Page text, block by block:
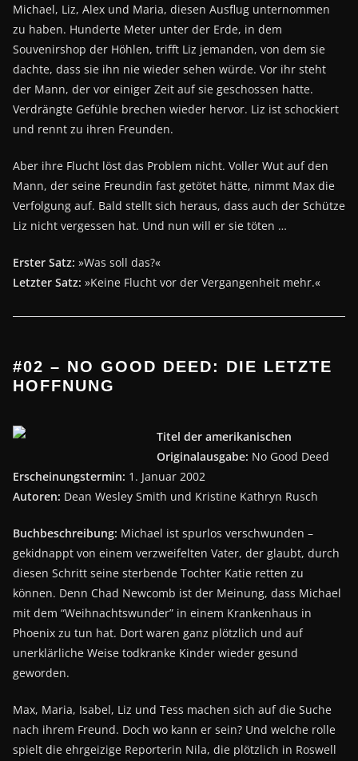
Michael, Liz, Alex und Maria, diesen Ausflug unternommen
zu haben. Hunderte Meter unter der Erde, in dem
Souvenirshop der Höhlen, trifft Liz jemanden, von dem sie
dachte, dass sie ihn nie wieder sehen würde. Vor ihr steht
der Mann, der vor einiger Zeit auf sie geschossen hatte.
Verdrängte Gefühle brechen wieder hervor. Liz ist schockiert
und rennt zu ihren Freunden.
Aber ihre Flucht löst das Problem nicht. Voller Wut auf den
Mann, der seine Freundin fast getötet hätte, nimmt Max die
Verfolgung auf. Bald stellt sich heraus, dass auch der Schütze
Liz nicht vergessen hat. Und nun will er sie töten …
Erster Satz: »Was soll das?«
Letzter Satz: »Keine Flucht vor der Vergangenheit mehr.«
#02 – NO GOOD DEED: DIE LETZTE
HOFFNUNG
Titel der amerikanischen
Originalausgabe: No Good Deed
Erscheinungstermin: 1. Januar 2002
Autoren: Dean Wesley Smith und Kristine Kathryn Rusch
Buchbeschreibung: Michael ist spurlos verschwunden –
gekidnappt von einem verzweifelten Vater, der glaubt, durch
diesen Schritt seine sterbende Tochter Katie retten zu
können. Denn Chad Newcomb ist der Meinung, dass Michael
mit dem “Weihnachtswunder” in einem Krankenhaus in
Phoenix zu tun hat. Dort waren ganz plötzlich und auf
unerklärliche Weise todkranke Kinder wieder gesund
geworden.
Max, Maria, Isabel, Liz und Tess machen sich auf die Suche
nach ihrem Freund. Doch wo kann er sein? Und welche rolle
spielt die ehrgeizige Reporterin Nila, die plötzlich in Roswell